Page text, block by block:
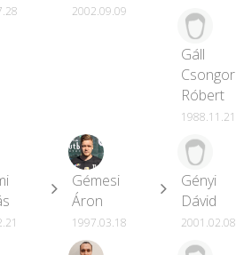
2002.09.09
Gáll
Csongor
Róbert
1988.11.21
Gémesi
Áron
1997.03.18
Gényi
Dávid
2001.02.08